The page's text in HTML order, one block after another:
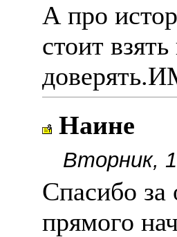
А про
стоит
Наине
Вторник,
Спасибо за
прямого